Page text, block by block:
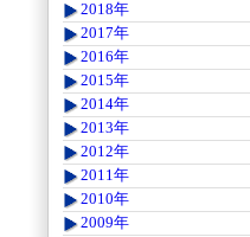
2018年
2017年
2016年
2015年
2014年
2013年
2012年
2011年
2010年
2009年